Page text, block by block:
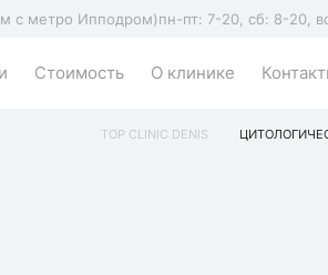
с метро Ипподром)пн-пт: 7-20, сб: 8-20,
Стоимость О клинике
TOP CLINIC DENIS